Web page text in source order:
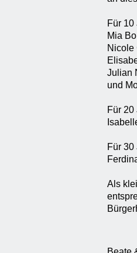
Für 10
Mia
Nicole
Julian
und
Für 20
Für
Als